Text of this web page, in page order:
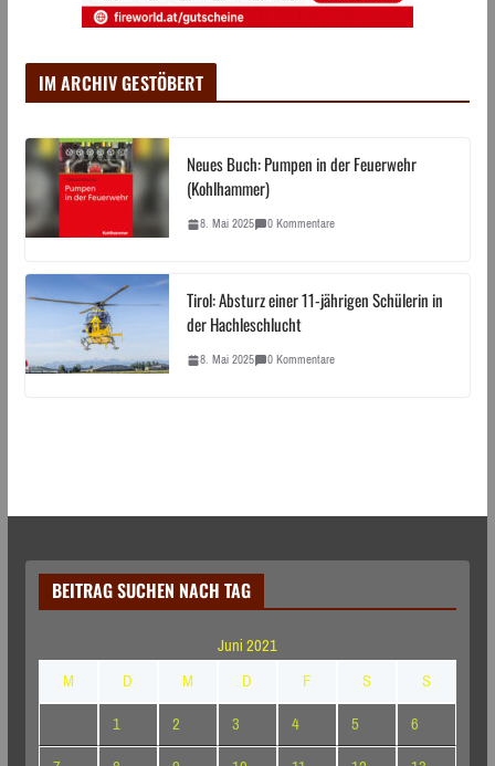
IM ARCHIV GESTÖBERT
Neues Buch: Pumpen in der Feuerwehr
(Kohlhammer)
8. Mai 2025 0 Kommentare
Tirol: Absturz einer 11-jährigen Schülerin in
der Hachleschlucht
8. Mai 2025 0 Kommentare
BEITRAG SUCHEN NACH TAG
Juni 2021
M
D M D F S
S
1
2 3 4 5
6